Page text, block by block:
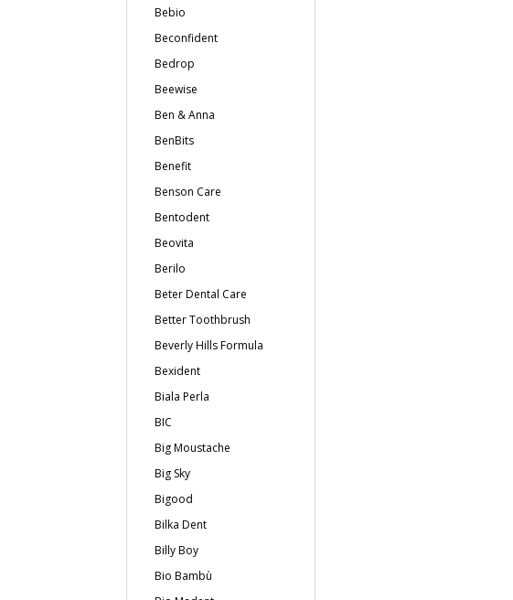
Bebio
Beconfident
Bedrop
Beewise
Ben & Anna
BenBits
Benefit
Benson Care
Bentodent
Beovita
Berilo
Beter Dental Care
Better Toothbrush
Beverly Hills Formula
Bexident
Biala Perla
BIC
Big Moustache
Big Sky
Bigood
Bilka Dent
Billy Boy
Bio Bambù